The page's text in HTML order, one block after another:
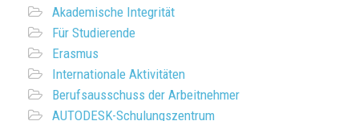
Akademische Integrität
Für Studierende
Erasmus
Internationale Aktivitäten
Berufsausschuss der Arbeitnehmer
AUTODESK-Schulungszentrum